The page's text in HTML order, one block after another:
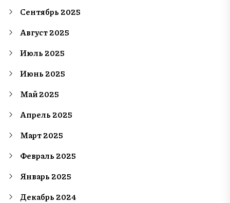
Сентябрь 2025
Август 2025
Июль 2025
Июнь 2025
Май 2025
Апрель 2025
Март 2025
Февраль 2025
Январь 2025
Декабрь 2024